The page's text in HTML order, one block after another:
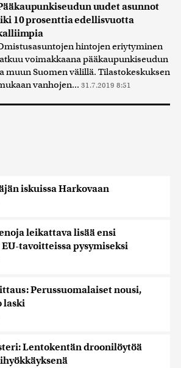
uudet asunnot
10 prosenttia edellisvuotta
hintojen eriytyminen
voimakkaana pääkaupunkiseudun
muun Suomen välillä. Tilastokeskuksen
vanhojen... 31.7.2019 8:51
iskuissa Harkovaan
leikattava lisää ensi
tavoitteissa pysymiseksi
Perussuomalaiset nousi,
laski
Lentokentän droonilöytöä